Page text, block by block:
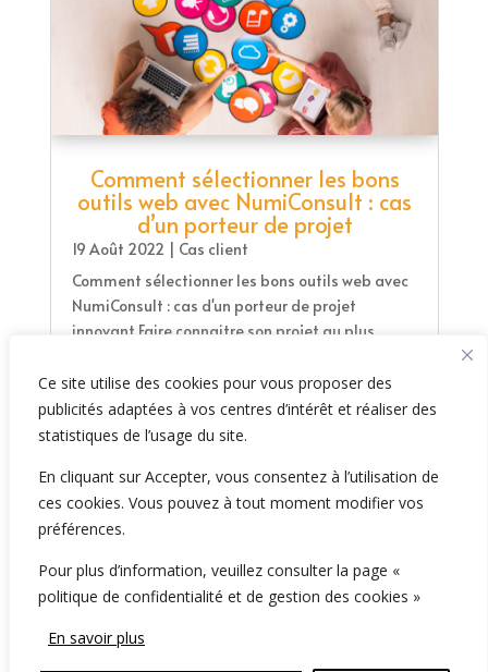
Ce site utilise des cookies pour vous proposer des
publicités adaptées à vos centres d’intérêt et réaliser des
statistiques de l’usage du site.
En cliquant sur Accepter, vous consentez à l’utilisation de
ces cookies. Vous pouvez à tout moment modifier vos
préférences.
Pour plus d’information, veuillez consulter la page «
politique de confidentialité et de gestion des cookies »
En savoir plus
Comment sélectionner les bons
outils web avec NumiConsult : cas
d’un porteur de projet
19 Août 2022 | Cas client
Comment sélectionner les bons outils web avec
NumiConsult : cas d'un porteur de projet
innovant Faire connaitre son projet au plus
commercialement sont les premières actions
concrètes de tout porteur de projet. Dans ce
domaine, la liste...
2026 NumiConsult, 61 Rue de Lyon, 75012 Paris -